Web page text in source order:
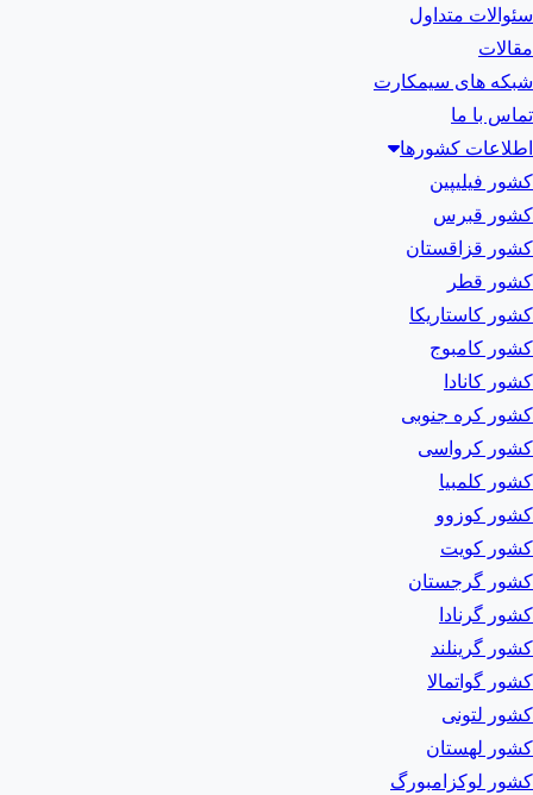
سئوالات متداول
مقالات
شبکه های سیمکارت
تماس با ما
اطلاعات کشورها
کشور فیلیپین
کشور قبرس
کشور قزاقستان
کشور قطر
کشور کاستاریکا
کشور کامبوج
کشور کانادا
کشور کره جنوبی
کشور کرواسی
کشور کلمبیا
کشور کوزوو
کشور کویت
کشور گرجستان
کشور گرنادا
کشور گرینلند
کشور گواتمالا
کشور لتونی
کشور لهستان
کشور لوکزامبورگ